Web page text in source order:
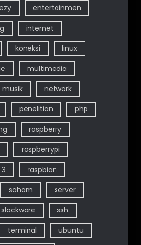
entertainmen
internet
koneksi linux
multimedia
musik network
penelitian php
raspberry
raspberrypi
raspbian
saham server
slackware ssh
terminal ubuntu